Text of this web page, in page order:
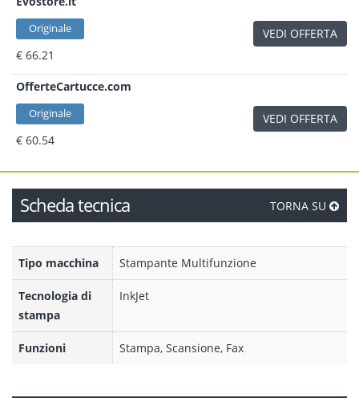
Originale
€ 66.21
VEDI OFFERTA
OfferteCartucce.com
Originale
€ 60.54
VEDI OFFERTA
Scheda tecnica TORNA SU
Tipo macchina Stampante Multifunzione
Tecnologia di
stampa
InkJet
Funzioni Stampa, Scansione, Fax